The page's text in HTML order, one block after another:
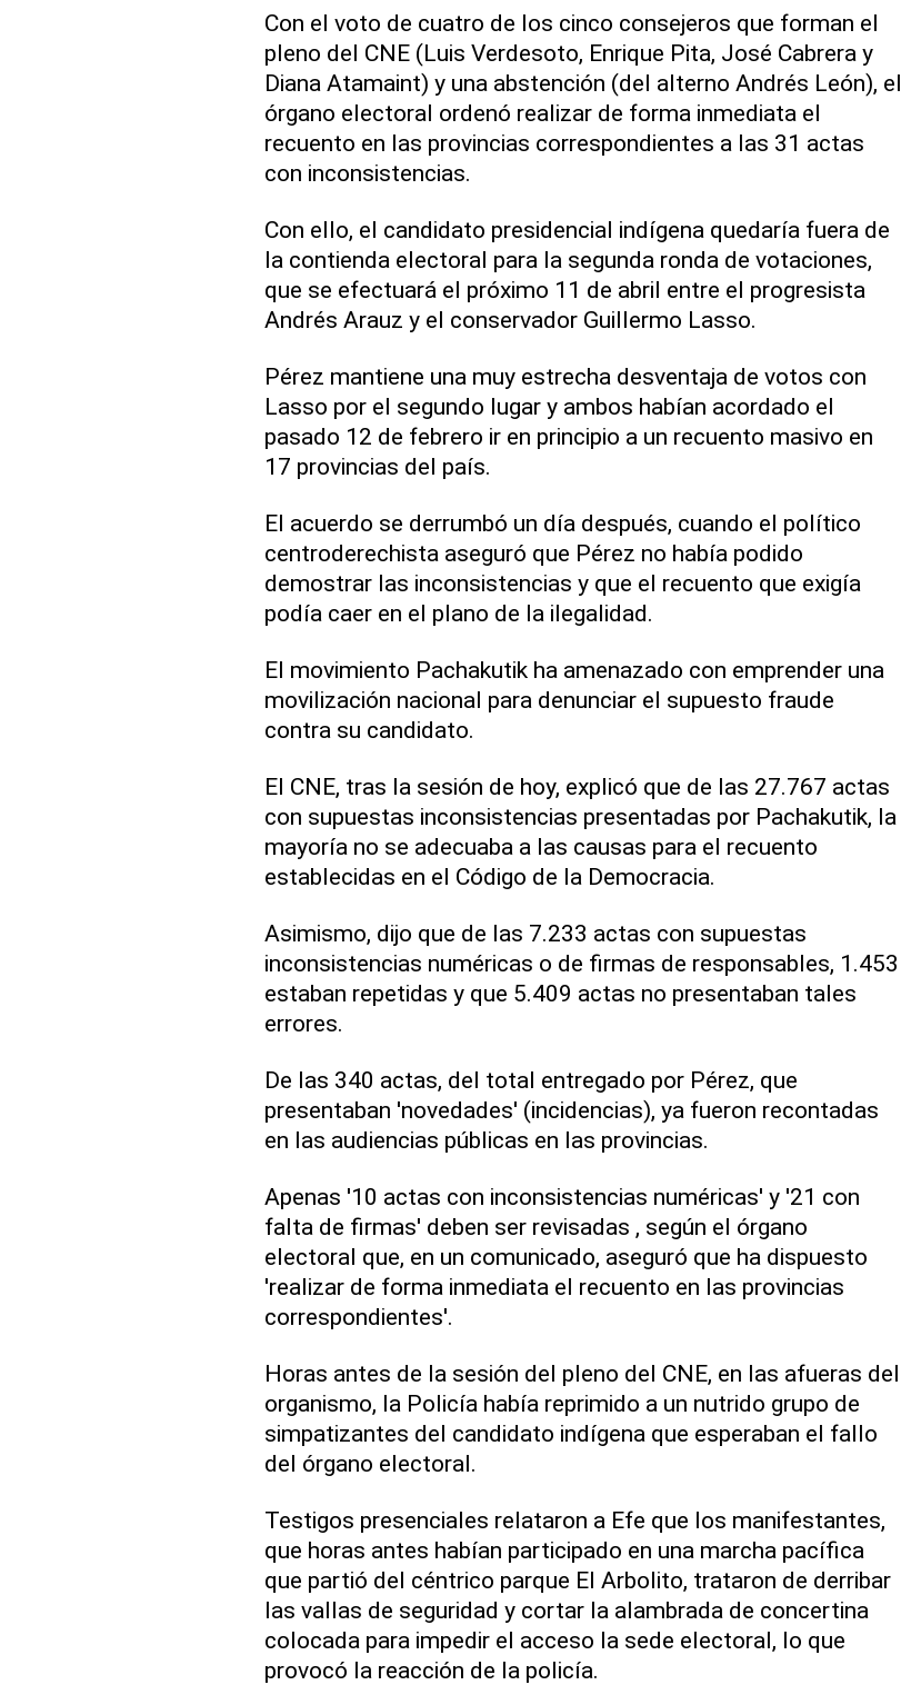
Con el voto de cuatro de los cinco consejeros que forman el
pleno del CNE (Luis Verdesoto, Enrique Pita, José Cabrera y
Diana Atamaint) y una abstención (del alterno Andrés León), el
órgano electoral ordenó realizar de forma inmediata el
recuento en las provincias correspondientes a las 31 actas
con inconsistencias.
Con ello, el candidato presidencial indígena quedaría fuera de
la contienda electoral para la segunda ronda de votaciones,
que se efectuará el próximo 11 de abril entre el progresista
Andrés Arauz y el conservador Guillermo Lasso.
Pérez mantiene una muy estrecha desventaja de votos con
Lasso por el segundo lugar y ambos habían acordado el
pasado 12 de febrero ir en principio a un recuento masivo en
17 provincias del país.
El acuerdo se derrumbó un día después, cuando el político
centroderechista aseguró que Pérez no había podido
demostrar las inconsistencias y que el recuento que exigía
podía caer en el plano de la ilegalidad.
El movimiento Pachakutik ha amenazado con emprender una
movilización nacional para denunciar el supuesto fraude
contra su candidato.
El CNE, tras la sesión de hoy, explicó que de las 27.767 actas
con supuestas inconsistencias presentadas por Pachakutik, la
mayoría no se adecuaba a las causas para el recuento
establecidas en el Código de la Democracia.
Asimismo, dijo que de las 7.233 actas con supuestas
inconsistencias numéricas o de firmas de responsables, 1.453
estaban repetidas y que 5.409 actas no presentaban tales
errores.
De las 340 actas, del total entregado por Pérez, que
presentaban 'novedades' (incidencias), ya fueron recontadas
en las audiencias públicas en las provincias.
Apenas '10 actas con inconsistencias numéricas' y '21 con
falta de firmas' deben ser revisadas , según el órgano
electoral que, en un comunicado, aseguró que ha dispuesto
'realizar de forma inmediata el recuento en las provincias
correspondientes'.
Horas antes de la sesión del pleno del CNE, en las afueras del
organismo, la Policía había reprimido a un nutrido grupo de
simpatizantes del candidato indígena que esperaban el fallo
del órgano electoral.
Testigos presenciales relataron a Efe que los manifestantes,
que horas antes habían participado en una marcha pacífica
que partió del céntrico parque El Arbolito, trataron de derribar
las vallas de seguridad y cortar la alambrada de concertina
colocada para impedir el acceso la sede electoral, lo que
provocó la reacción de la policía.